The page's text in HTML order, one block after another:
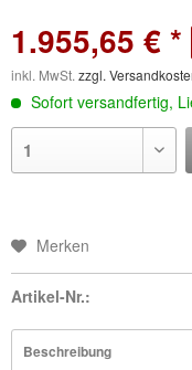
1.955,65 € *
inkl. MwSt. zzgl.
Sofort versandfertig,
Merken
Artikel-Nr.:
Beschreibung